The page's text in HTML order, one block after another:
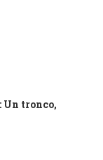
Un tronco,